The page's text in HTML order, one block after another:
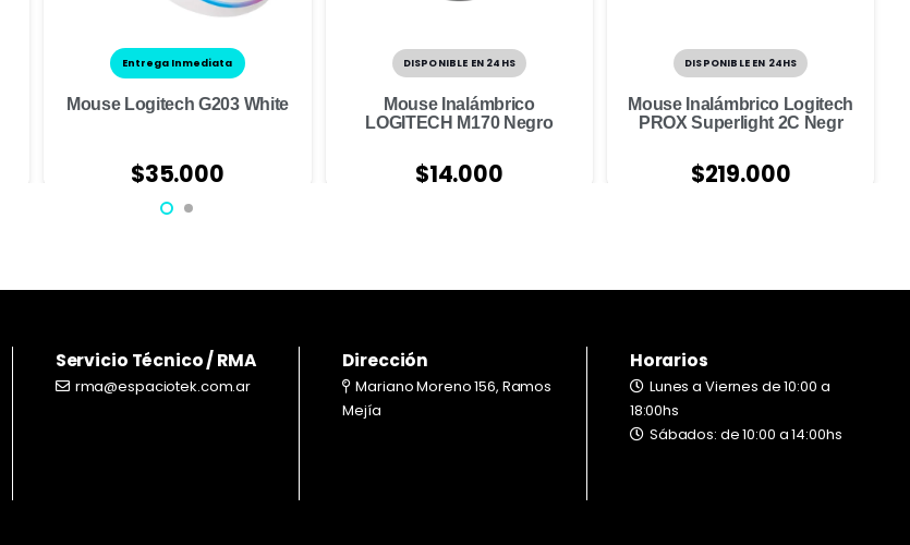
Entrega Inmediata
Mouse Logitech G203 White
$35.000
DISPONIBLE EN 24HS
Mouse Inalámbrico
LOGITECH M170 Negro
$14.000
DISPONIBLE EN 24HS
Mouse Inalámbrico Logitech
PROX Superlight 2C Negr
$219.000
Servicio Técnico / RMA
rma@espaciotek.com.ar
Dirección
Mariano Moreno 156, Ramos
Mejía
Horarios
Lunes a Viernes de 10:00 a
18:00hs
Sábados: de 10:00 a 14:00hs